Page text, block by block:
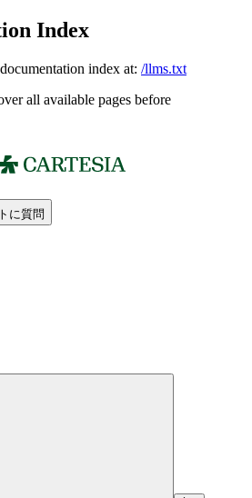
Index
index at: /llms.txt
all available pages before
に質問